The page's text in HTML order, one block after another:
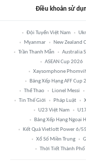
Điều khoản sử
Đội Tuyển Việt Nam
Myanmar
New Zealand
Trần Thanh Mẫn
Australia
ASEAN Cup 2026
Xaysomphone
Bảng Xếp Hạng AFF Cup
Thể Thao
Lionel Messi
Tin Thế Giới
Pháp Luật
U23 Việt Nam
Bảng Xếp Hạng Ngoại
Kết Quả Vietlott Power 6/55
Xổ Số Miền Trung
Thời Tiết Thành